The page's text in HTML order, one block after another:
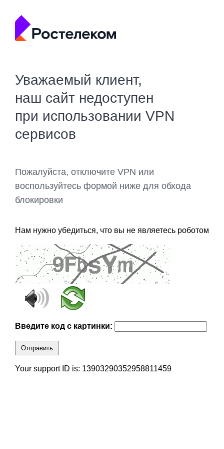
Уважаемый клиент,
наш сайт недоступен
при использовании VPN
сервисов
Пожалуйста, отключите VPN или
воспользуйтесь формой ниже для обхода
блокировки
Нам нужно убедиться, что вы не являетесь роботом
Введите код с картинки:
Отправить
Your support ID is: 13903290352958811459